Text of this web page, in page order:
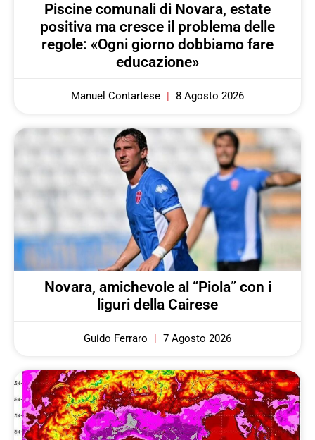
Piscine comunali di Novara, estate
positiva ma cresce il problema delle
regole: «Ogni giorno dobbiamo fare
educazione»
Manuel Contartese 8 Agosto 2026
Novara, amichevole al “Piola” con i
liguri della Cairese
Guido Ferraro 7 Agosto 2026